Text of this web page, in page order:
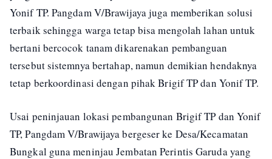
Yonif TP. Pangdam V/Brawijaya juga memberikan solusi
terbaik sehingga warga tetap bisa mengolah lahan untuk
bertani bercocok tanam dikarenakan pembanguan
tersebut sistemnya bertahap, namun demikian hendaknya
tetap berkoordinasi dengan pihak Brigif TP dan Yonif TP.
Usai peninjauan lokasi pembangunan Brigif TP dan Yonif
TP, Pangdam V/Brawijaya bergeser ke Desa/Kecamatan
Bungkal guna meninjau Jembatan Perintis Garuda yang